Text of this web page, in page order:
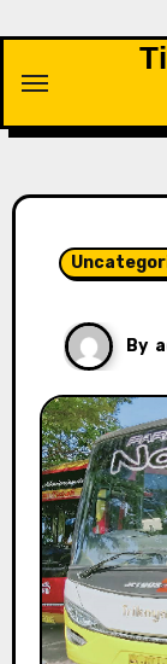
content
By